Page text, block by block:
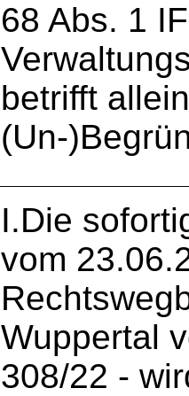
68 Abs. 1
betrifft
(Un-
I.Die
vom
Wuppertal
308/22 -